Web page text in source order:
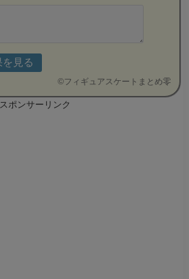
©フィギュアスケートまとめ零
スポンサーリンク